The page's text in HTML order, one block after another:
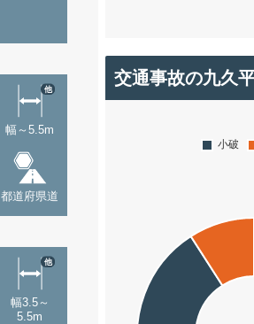
幅～5.5m
他
都道府県道
幅3.5～
5.5m
他
交通事故の九久